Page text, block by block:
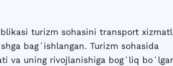
turizm sohasini transport
bagʻishlangan. Turizm sohasida
va uning rivojlanishiga bogʻliq